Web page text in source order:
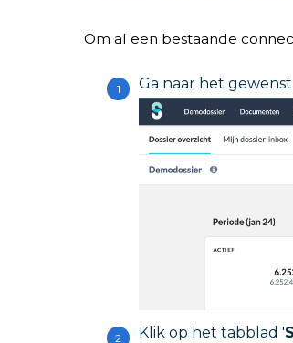
Om al een bestaande
Ga naar het
Klik op het tabblad '